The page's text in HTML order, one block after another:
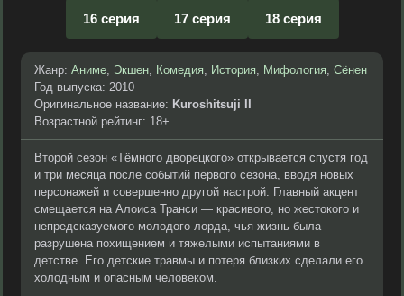
16 серия 17 серия 18 серия
Жанр: Аниме, Экшен, Комедия, История, Мифология, Сёнен
Год выпуска: 2010
Оригинальное название: Kuroshitsuji II
Возрастной рейтинг: 18+
Второй сезон «Тёмного дворецкого» открывается спустя год
и три месяца после событий первого сезона, вводя новых
персонажей и совершенно другой настрой. Главный акцент
смещается на Алоиса Транси — красивого, но жестокого и
непредсказуемого молодого лорда, чья жизнь была
разрушена похищением и тяжелыми испытаниями в
детстве. Его детские травмы и потеря близких сделали его
холодным и опасным человеком.